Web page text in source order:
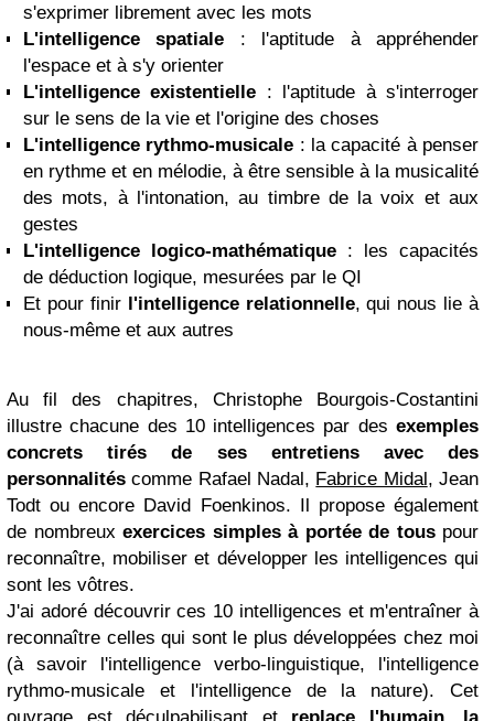
s'exprimer librement avec les mots
L'intelligence spatiale : l'aptitude à appréhender
l'espace et à s'y orienter
L'intelligence existentielle : l'aptitude à s'interroger
sur le sens de la vie et l'origine des choses
L'intelligence rythmo-musicale : la capacité à penser
en rythme et en mélodie, à être sensible à la musicalité
des mots, à l'intonation, au timbre de la voix et aux
gestes
L'intelligence logico-mathématique : les capacités
de déduction logique, mesurées par le QI
Et pour finir l'intelligence relationnelle, qui nous lie à
nous-même et aux autres
Au fil des chapitres, Christophe Bourgois-Costantini
illustre chacune des 10 intelligences par des exemples
concrets tirés de ses entretiens avec des
personnalités comme Rafael Nadal, Fabrice Midal, Jean
Todt ou encore David Foenkinos. Il propose également
de nombreux exercices simples à portée de touspour
reconnaître, mobiliser et développer les intelligences qui
sont les vôtres.
J'ai adoré découvrir ces 10 intelligences et m'entraîner à
reconnaître celles qui sont le plus développées chez moi
(à savoir l'intelligence verbo-linguistique, l'intelligence
rythmo-musicale et l'intelligence de la nature). Cet
ouvrage est déculpabilisant et replace l'humain, la